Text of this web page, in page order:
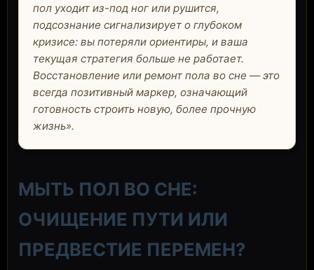
пол уходит из-под ног или рушится,
подсознание сигнализирует о глубоком
кризисе: вы потеряли ориентиры, и ваша
текущая стратегия больше не работает.
Восстановление или ремонт пола во сне — это
всегда позитивный маркер, означающий
готовность строить новую, более прочную
жизнь».
МЫТЬ ПОЛ ВО СНЕ:
ОЧИЩЕНИЕ ПУТИ ИЛИ
ПРЕДВЕСТИЕ ПЕРЕМЕН?